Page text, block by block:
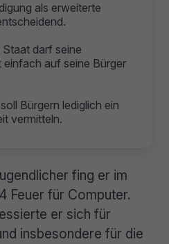
als erweiterte
darf seine
auf seine Bürger
Bürgern lediglich ein
vermitteln.
fing er im
Feuer für Computer.
er sich für
insbesondere für die